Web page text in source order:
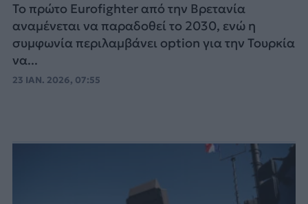
Το πρώτο Eurofighter από την Βρετανία
αναμένεται να παραδοθεί το 2030, ενώ η
συμφωνία περιλαμβάνει option για την Τουρκία
να...
23 ΙΑΝ. 2026, 07:55